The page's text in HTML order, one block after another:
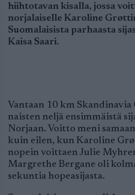
hiihtotavan kisalla, jossa
norjalaiselle Karoline
Suomalaisista parhaasta
Kaisa Saari.
Vantaan 10 km Skandinavia
naisten neljä ensimmäistä
Norjaan. Voitto meni
kuin eilen, kun Karoline
nopein voittaen Julie
Margrethe Bergane oli
sekuntia hopeasijasta.